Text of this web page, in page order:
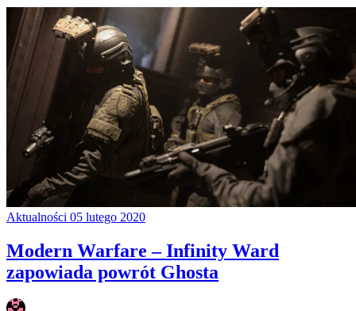
Aktualności 05 lutego 2020
Modern Warfare – Infinity Ward
zapowiada powrót Ghosta